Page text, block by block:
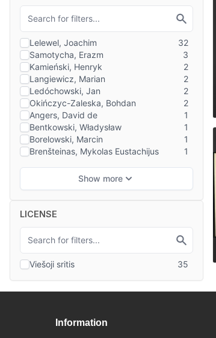
LICENSE
Information